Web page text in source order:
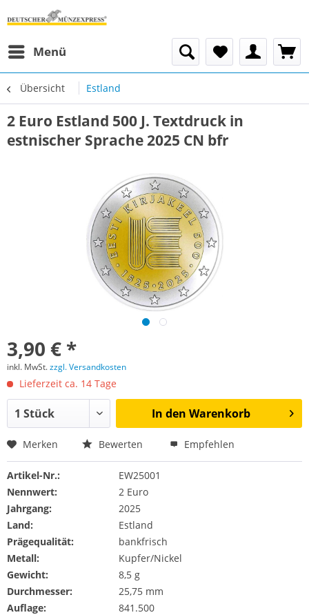
Menü
Übersicht Estland
2 Euro Estland 500 J. Textdruck in
estnischer Sprache 2025 CN bfr
3,90 € *
inkl. MwSt.zzgl. Versandkosten
Lieferzeit ca. 14 Tage
In den Warenkorb
Merken Bewerten Empfehlen
Artikel-Nr.:
EW25001
Nennwert:
2 Euro
Jahrgang:
2025
Land:
Estland
Prägequalität:
bankfrisch
Metall:
Kupfer/Nickel
Gewicht:
8,5 g
Durchmesser:
25,75 mm
Auflage:
841.500